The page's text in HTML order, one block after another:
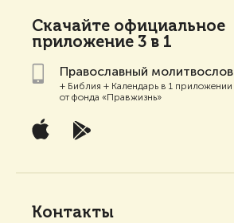
Скачайте официальное
приложение 3 в 1
Православный молитвослов
+ Библия + Календарь в 1 приложении
от фонда «Правжизнь»
Контакты